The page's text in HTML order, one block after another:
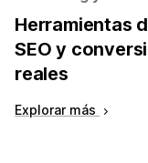
Herramientas
SEO y
reales
Explorar más